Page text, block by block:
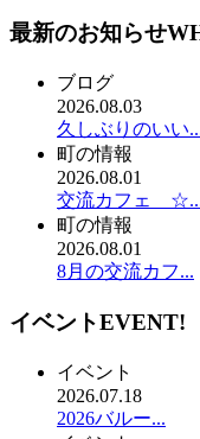
最新のお知らせ
ブログ
2026.08.03
久しぶりのいい
町の情報
2026.08.01
交流カフェ
町の情報
2026.08.01
8月の交流カフ...
イベントEVENT!
イベント
2026.07.18
2026バルー...